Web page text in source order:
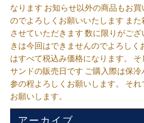
なります お知らせ以外の商品もお
のでよろしくお願いいたします ま
させていただきます 数に限りがご
きは今回はできませんのでよろし
はすべて税込み価格になります。
サンドの販売日です ご購入際は保
参の程よろしくお願いします。 それ
お願いします。
アーカイブ